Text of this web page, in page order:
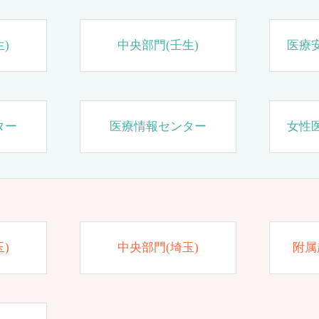
) 中央部門(壬生) 医療
ー 医療情報センター 女性
) 中央部門(埼玉) 附